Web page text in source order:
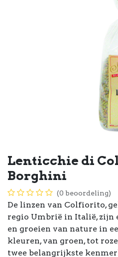
Lenticchie di
Borghini
(0 beoordeling)
De linzen van Colfiorito,
regio Umbrië in Italië, zijn
en groeien van nature in
kleuren, van groen, tot
twee belangrijkste